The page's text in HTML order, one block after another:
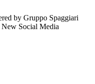
by Gruppo Spaggiari
Social Media